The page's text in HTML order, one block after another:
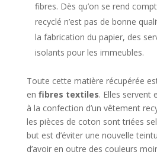
fibres. Dès qu’on se rend
recyclé n’est pas de bonne
la fabrication du papier, des
isolants pour les immeubles.
Toute cette matière récupérée
en fibres textiles. Elles servent
à la confection d’un vêtement
les pièces de coton sont triées
but est d’éviter une nouvelle
d’avoir en outre des couleurs